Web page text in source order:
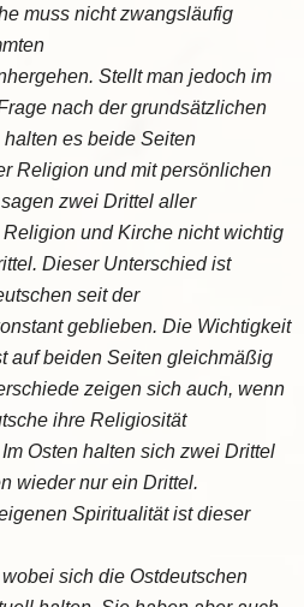
muss nicht zwangsläufig
Stellt man jedoch im
nach der grundsätzlichen
es beide Seiten
Religion und mit persönlichen
zwei Drittel aller
und Kirche nicht wichtig
Dieser Unterschied ist
seit der
geblieben. Die Wichtigkeit
aufbeiden Seiten gleichmäßig
zeigen sich auch, wenn
ihre Religiosität
Osten halten sich zwei Drittel
wieder nur ein Drittel.
Spiritualität ist dieser
sich die Ostdeutschen